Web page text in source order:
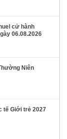
cử hành
06.08.2026
Niên
tế Giới trẻ 2027